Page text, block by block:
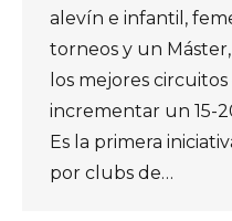
alevín e infantil,
torneos y un
los mejores
incrementar un 15-
Es la primera
por clubs de…